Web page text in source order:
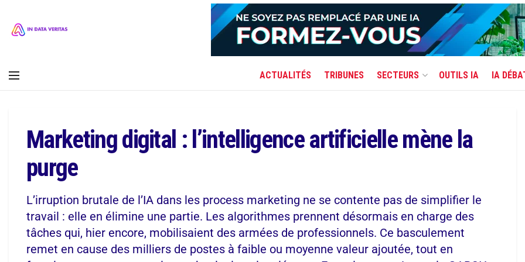
ACTUALITÉS TRIBUNES SECTEURS OUTILS IA IA
Marketing digital : l’intelligence artificielle mène la
purge
L’irruption brutale de l’IA dans les process marketing ne se contente pas de simplifier le
travail : elle en élimine une partie. Les algorithmes prennent désormais en charge des
tâches qui, hier encore, mobilisaient des armées de professionnels. Ce basculement
remet en cause des milliers de postes à faible ou moyenne valeur ajoutée, tout en